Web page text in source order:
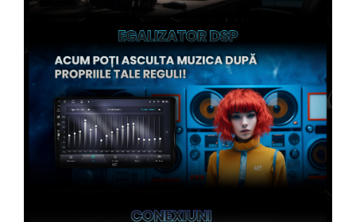
Conectică Toyota
Conectică Daihatsu
Conectică Alfa Romeo
Conectică Nissan
Conectică Fiat